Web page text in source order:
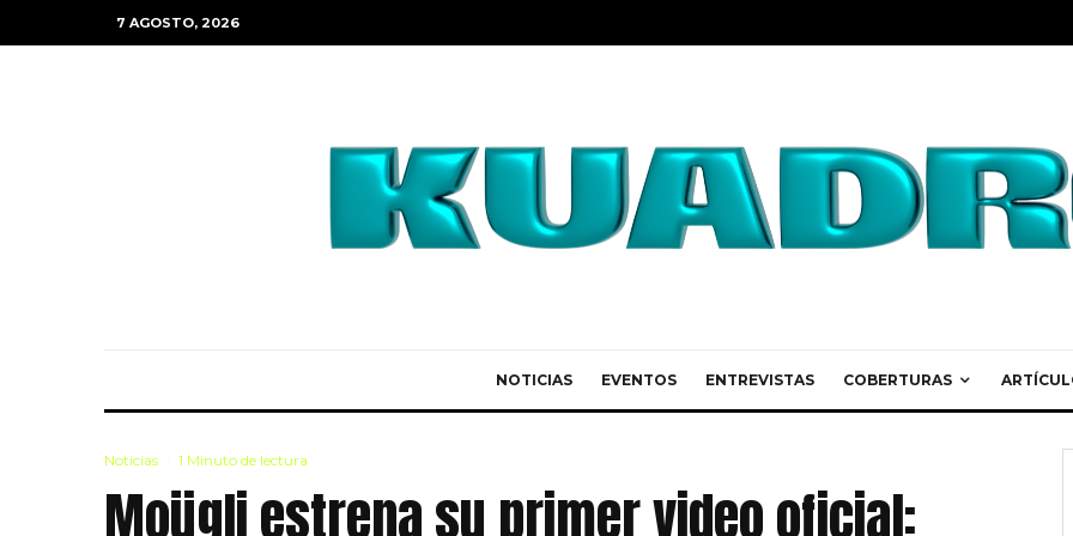
7 AGOSTO, 2026
NOTICIAS EVENTOS ENTREVISTAS COBERTURAS
Noticias · 1 Minuto de lectura
Moügli estrena su primer video oficial: